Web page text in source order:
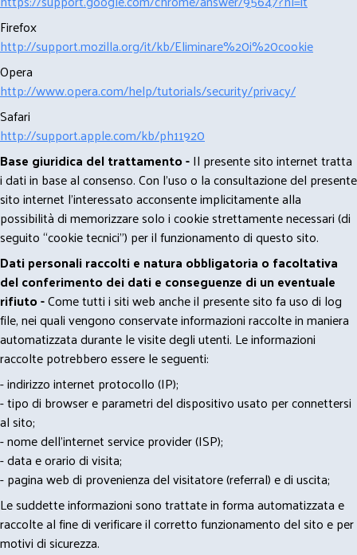
Firefox
http://support.mozilla.org/it/kb/Eliminare%20i%20cookie
Opera
http://www.opera.com/help/tutorials/security/privacy/
Safari
http://support.apple.com/kb/ph11920
Base giuridica del trattamento -Il presente sito internet tratta
i dati in base al consenso. Con l'uso o la consultazione del presente
sito internet l’interessato acconsente implicitamente alla
possibilità di memorizzare solo i cookie strettamente necessari (di
seguito “cookie tecnici”) per il funzionamento di questo sito.
Dati personali raccolti e natura obbligatoria o facoltativa
del conferimento dei dati e conseguenze di un eventuale
rifiuto -Come tutti i siti web anche il presente sito fa uso di log
file, nei quali vengono conservate informazioni raccolte in maniera
automatizzata durante le visite degli utenti. Le informazioni
raccolte potrebbero essere le seguenti:
- indirizzo internet protocollo (IP);
- tipo di browser e parametri del dispositivo usato per connettersi
al sito;
- nome dell'internet service provider (ISP);
- data e orario di visita;
- pagina web di provenienza del visitatore (referral) e di uscita;
Le suddette informazioni sono trattate in forma automatizzata e
raccolte al fine di verificare il corretto funzionamento del sito e per
motivi di sicurezza.